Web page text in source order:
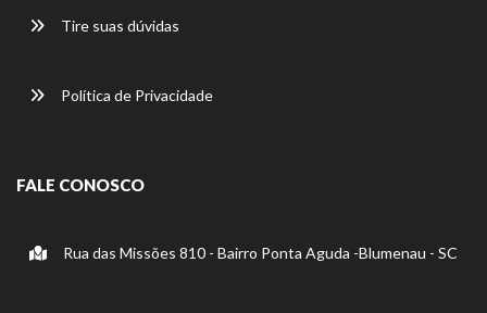
Tire suas dúvidas
Política de Privacidade
FALE CONOSCO
Rua das Missões 810 - Bairro Ponta Aguda -Blumenau - SC